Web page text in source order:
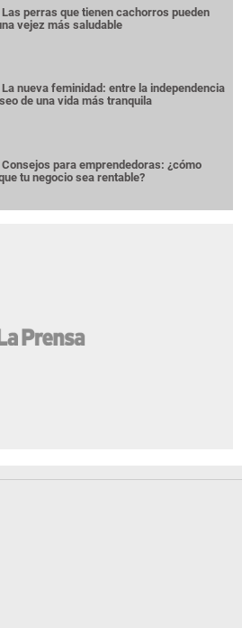
Las perras que tienen cachorros pueden
vejez más saludable
La nueva feminidad: entre la independencia
de una vida más tranquila
Consejos para emprendedoras: ¿cómo
tu negocio sea rentable?